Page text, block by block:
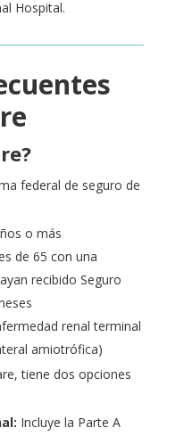
Hospital.
federal de seguro de
o más
de 65 con una
recibido Seguro
renal terminal
amiotrófica)
tiene dos opciones
Incluye la Parte A